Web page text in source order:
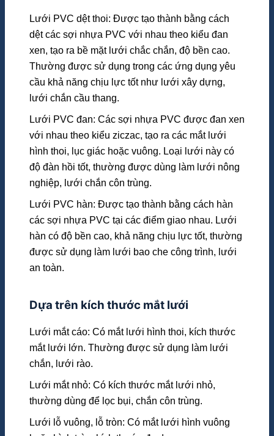
Lưới PVC dệt thoi: Được tạo thành bằng cách
dệt các sợi nhựa PVC với nhau theo kiểu đan
xen, tạo ra bề mặt lưới chắc chắn, độ bền cao.
Thường được sử dụng trong các ứng dụng yêu
cầu khả năng chịu lực tốt như lưới xây dựng,
lưới chắn cầu thang.
Lưới PVC đan: Các sợi nhựa PVC được đan xen
với nhau theo kiểu ziczac, tạo ra các mắt lưới
hình thoi, lục giác hoặc vuông. Loại lưới này có
độ đàn hồi tốt, thường được dùng làm lưới nông
nghiệp, lưới chắn côn trùng.
Lưới PVC hàn: Được tạo thành bằng cách hàn
các sợi nhựa PVC tại các điểm giao nhau. Lưới
hàn có độ bền cao, khả năng chịu lực tốt, thường
được sử dụng làm lưới bao che công trình, lưới
an toàn.
Dựa trên kích thước mắt lưới
Lưới mắt cáo: Có mắt lưới hình thoi, kích thước
mắt lưới lớn. Thường được sử dụng làm lưới
chắn, lưới rào.
Lưới mắt nhỏ: Có kích thước mắt lưới nhỏ,
thường dùng để lọc bụi, chắn côn trùng.
Lưới lỗ vuông, lỗ tròn: Có mắt lưới hình vuông